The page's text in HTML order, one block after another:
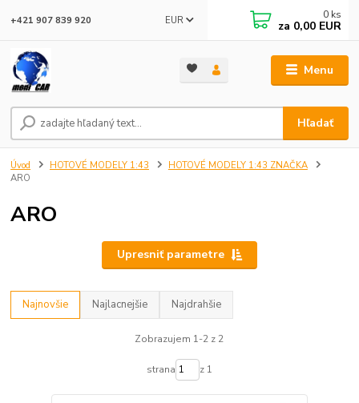
Menu
EUR
Hľadať
+421 907 839 920 0 ks
za 0,00 EUR
Úvod HOTOVÉ MODELY 1:43
HOTOVÉ MODELY 1:43 ZNAČKA
ARO
ARO
Upresniť parametre
Najnovšie Najlacnejšie Najdrahšie
Zobrazujem 1-2 z 2
strana z 1